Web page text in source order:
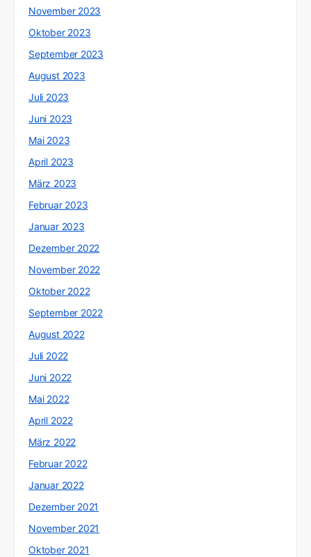
November 2023
Oktober 2023
September 2023
August 2023
Juli 2023
Juni 2023
Mai 2023
April 2023
März 2023
Februar 2023
Januar 2023
Dezember 2022
November 2022
Oktober 2022
September 2022
August 2022
Juli 2022
Juni 2022
Mai 2022
April 2022
März 2022
Februar 2022
Januar 2022
Dezember 2021
November 2021
Oktober 2021